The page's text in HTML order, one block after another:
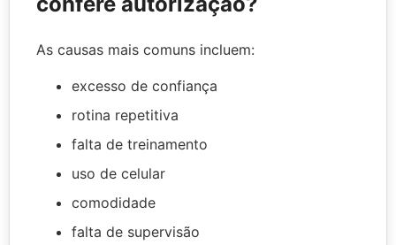
As causas mais comuns incluem:
excesso de confiança
rotina repetitiva
falta de treinamento
uso de celular
comodidade
falta de supervisão